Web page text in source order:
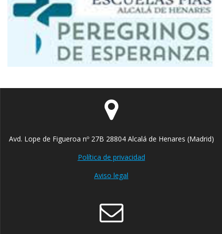
Avd. Lope de Figueroa nº 27B 28804 Alcalá de Henares (Madrid)
Política de privacidad
Aviso legal